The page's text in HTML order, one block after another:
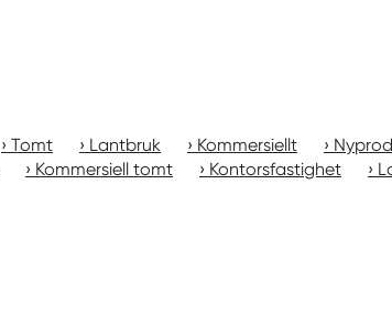
Tomt Lantbruk Kommersiellt
Kommersiell tomt Kontorsfastighet